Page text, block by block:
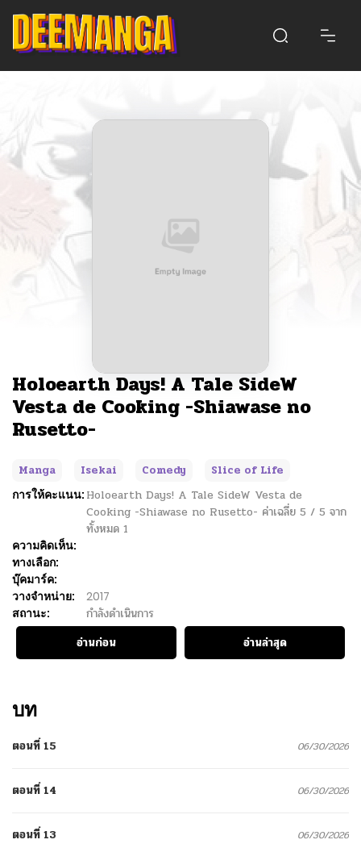
Holoearth Days! A Tale SideW
Vesta de Cooking -Shiawase no
Rusetto-
Manga Isekai Comedy
Slice of Life
การให้คะแนน: Holoearth Days! A Tale SideW Vesta de
Cooking -Shiawase no Rusetto- ค่าเฉลี่ย 5 / 5 จาก
ทั้งหมด 1
ความคิดเห็น:
ทางเลือก:
บุ๊คมาร์ค:
วางจำหน่าย:
2017
สถานะ:
กำลังดำเนินการ
อ่านก่อน
อ่านล่าสุด
บท
ตอนที่ 15 06/30/2026
ตอนที่ 14 06/30/2026
ตอนที่ 13 06/30/2026